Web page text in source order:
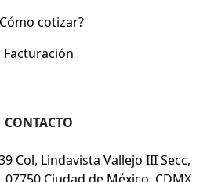
cotizar?
Facturación
CONTACTO
Col, Lindavista Vallejo III Secc,